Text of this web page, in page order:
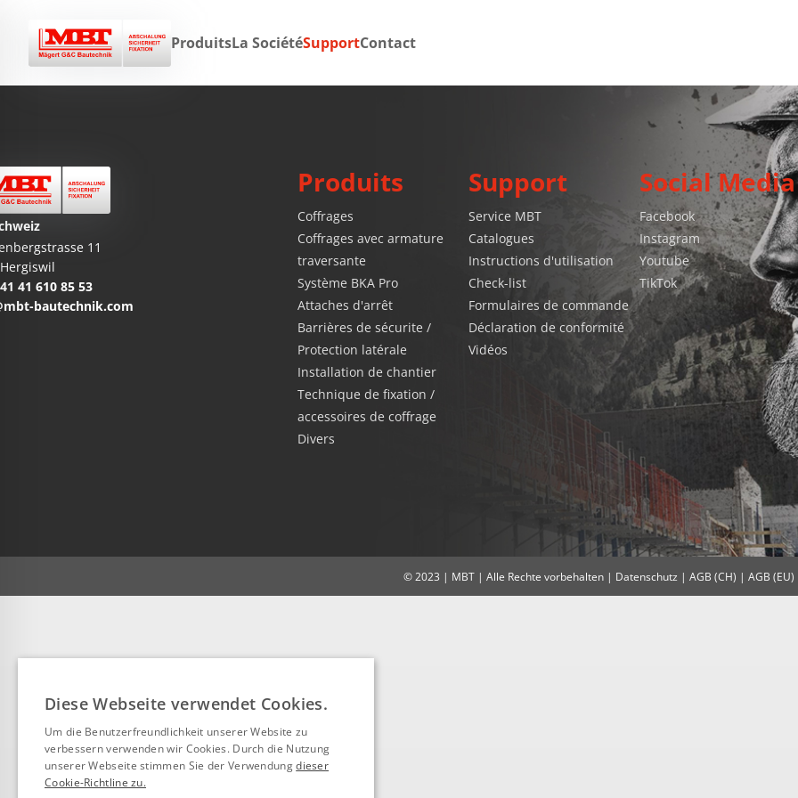
ProduitsLa SociétéSupportContact
11
41 610 85 53
bautechnik.com
Produits
Coffrages
Coffrages avec armature
traversante
Système BKA Pro
Attaches d'arrêt
Barrières de sécurite /
Protection latérale
Installation de chantier
Technique de fixation /
accessoires de coffrage
Divers
Support
Service MBT
Catalogues
Instructions d'utilisation
Check-list
Formulaires de commande
Déclaration de conformité
Vidéos
Social Media
Facebook
Instagram
Youtube
TikTok
© 2023 | MBT | Alle Rechte vorbehalten | Datenschutz | AGB (CH) | AGB (EU)
Diese Webseite verwendet Cookies.
Um die Benutzerfreundlichkeit unserer Website zu
verbessern verwenden wir Cookies. Durch die Nutzung
unserer Webseite stimmen Sie der Verwendungdieser
Cookie-Richtline zu.